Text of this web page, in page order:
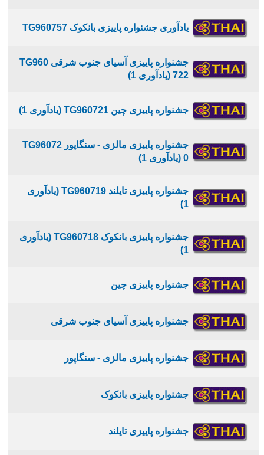
یادآوری جشنواره پاییزی بانکوک TG960757
جشنواره پاییزی آسیای جنوب شرقی TG960
722 (یادآوری 1)
جشنواره پاییزی چین TG960721 (یادآوری 1)
جشنواره پاییزی مالزی - سنگاپور TG96072
0 (یادآوری 1)
جشنواره پاییزی تایلند TG960719 (یادآوری
1)
جشنواره پاییزی بانکوک TG960718 (یادآوری
1)
جشنواره پاییزی چین
جشنواره پاییزی آسیای جنوب شرقی
جشنواره پاییزی مالزی - سنگاپور
جشنواره پاییزی بانکوک
جشنواره پاییزی تایلند